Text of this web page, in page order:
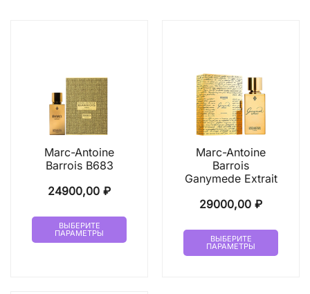
Marc-Antoine
Barrois B683
24900,00 ₽
ВЫБЕРИТЕ
ПАРАМЕТРЫ
Этот
Marc-Antoine
Barrois
Ganymede Extrait
29000,00 ₽
ВЫБЕРИТЕ
ПАРАМЕТРЫ
Этот